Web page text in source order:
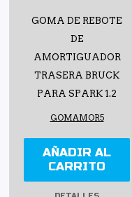
GOMA DE REBOTE
DE
AMORTIGUADOR
TRASERA BRUCK
PARA SPARK 1.2
GOMAMOR5
AÑADIR AL
CARRITO